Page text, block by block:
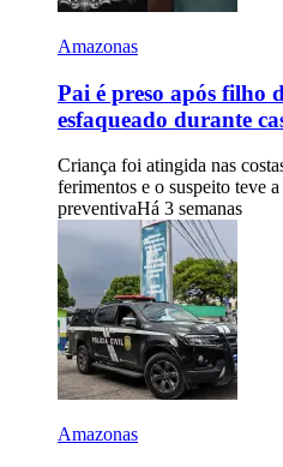
Amazonas
Pai é preso após filho
esfaqueado durante
Criança foi atingida nas
ferimentos e o suspeito teve
preventivaHá 3 semanas
Amazonas